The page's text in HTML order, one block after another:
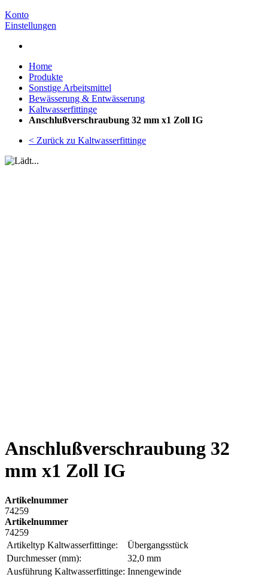
Konto
Einstellungen
Home
Produkte
Sonstige Arbeitsmittel
Bewässerung & Entwässerung
Kaltwasserfittinge
Anschlußverschraubung 32 mm x1 Zoll IG
< Zurück zu Kaltwasserfittinge
Anschlußverschraubung 32
mm x1 Zoll IG
Artikelnummer
74259
Artikelnummer
74259
Artikeltyp Kaltwasserfittinge:
Übergangsstück
Durchmesser (mm):
32,0 mm
Ausführung Kaltwasserfittinge: Innengewinde